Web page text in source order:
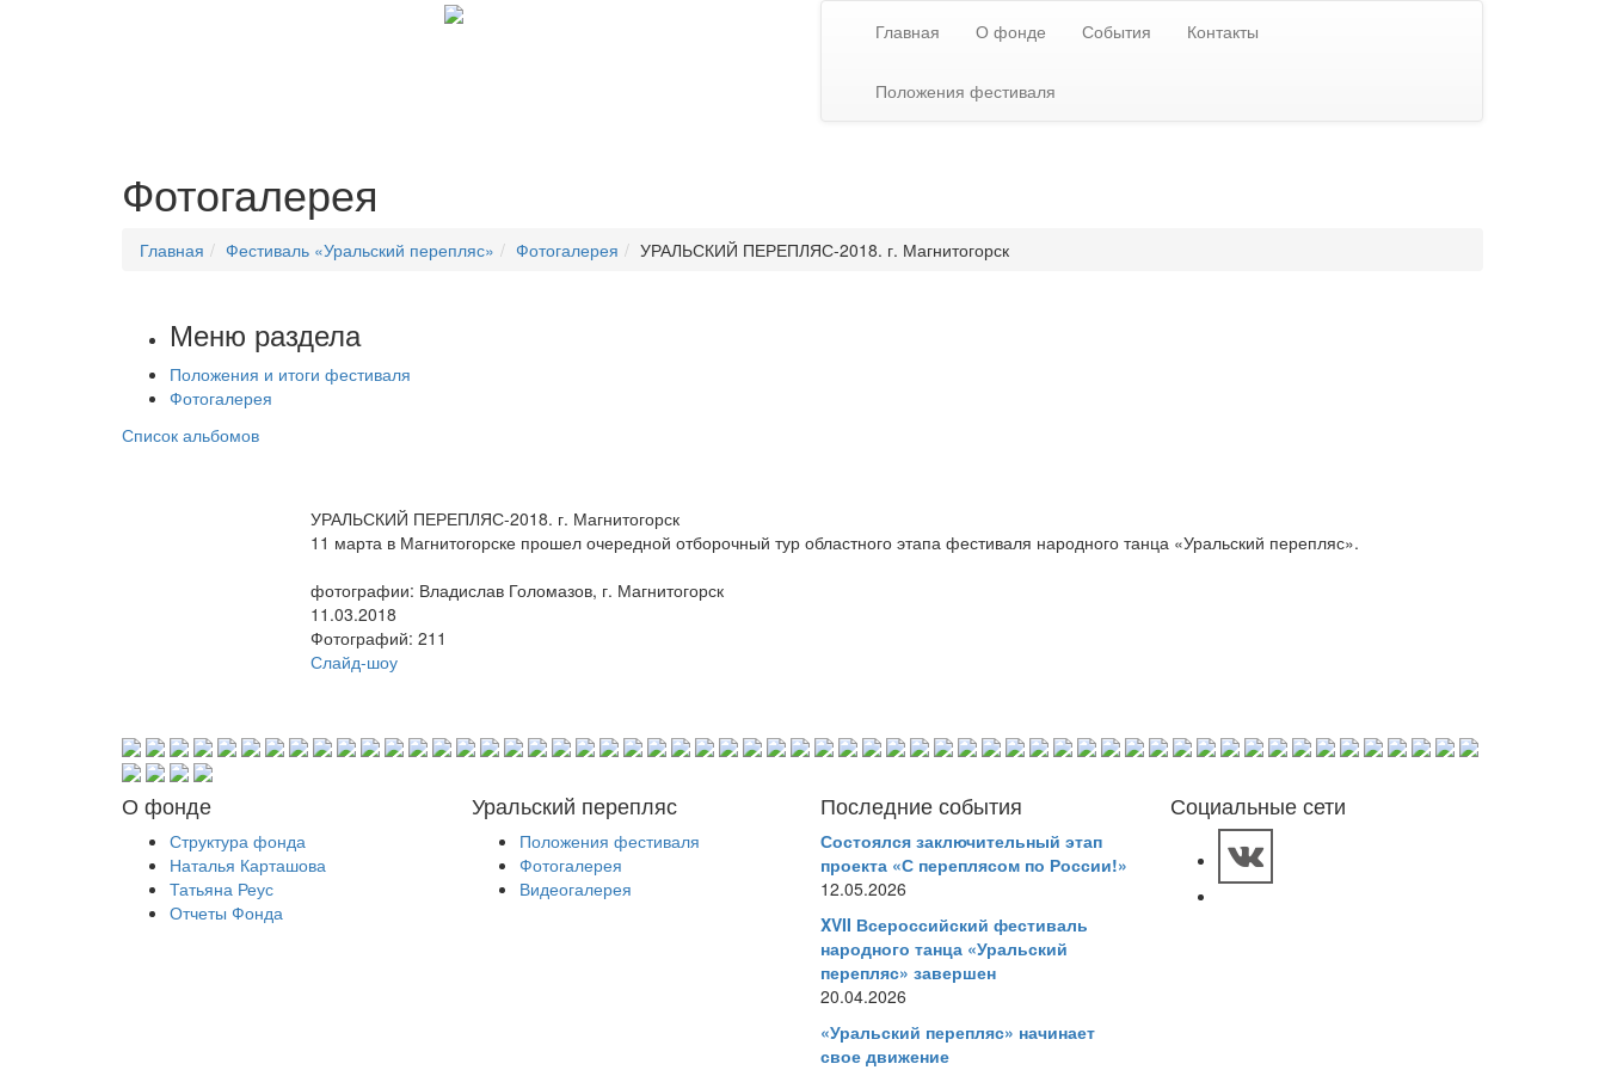
Главная О фонде События Контакты
Положения фестиваля
Фотогалерея
Главная Фестиваль «Уральский перепляс» Фотогалерея УРАЛЬСКИЙ ПЕРЕПЛЯС-2018. г. Магнитогорск
Меню раздела
Положения и итоги фестиваля
Фотогалерея
Список альбомов
УРАЛЬСКИЙ ПЕРЕПЛЯС-2018. г. Магнитогорск
11 марта в Магнитогорске прошел очередной отборочный тур областного этапа фестиваля народного танца «Уральский перепляс».
фотографии: Владислав Голомазов, г. Магнитогорск
11.03.2018
Фотографий: 211
Слайд-шоу
О фонде
Структура фонда
Наталья Карташова
Татьяна Реус
Отчеты Фонда
Уральский перепляс
Положения фестиваля
Фотогалерея
Видеогалерея
Последние события
Состоялся заключительный этап
проекта «С переплясом по России!»
12.05.2026
XVII Всероссийский фестиваль
народного танца «Уральский
перепляс» завершен
20.04.2026
«Уральский перепляс» начинает
свое движение
Социальные сети